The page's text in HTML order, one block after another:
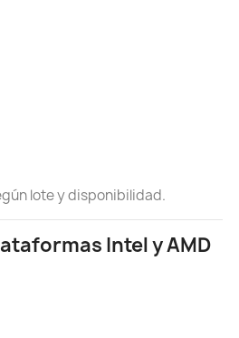
lote y disponibilidad.
Intel y AMD